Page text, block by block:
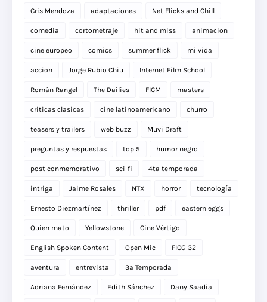
Cris Mendoza adaptaciones Net Flicks and Chill
comedia cortometraje hit and miss animacion
cine europeo comics summer flick mi vida
accion Jorge Rubio Chiu Internet Film School
Román Rangel The Dailies FICM masters
criticas clasicas cine latinoamericano churro
teasers y trailers web buzz Muvi Draft
preguntas y respuestas top 5 humor negro
post conmemorativo sci-fi 4ta temporada
intriga Jaime Rosales NTX horror tecnología
Ernesto Diezmartínez thriller pdf eastern eggs
Quien mato Yellowstone Cine Vértigo
English Spoken Content Open Mic FICG 32
aventura entrevista 3a Temporada
Adriana Fernández Edith Sánchez Dany Saadia